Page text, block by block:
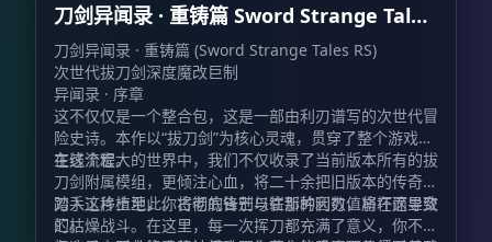
刀剑异闻录 · 重铸篇 Sword Strange Tales
RS
刀剑异闻录 · 重铸篇 (Sword Strange Tales RS)
次世代拔刀剑深度魔改巨制
异闻录 · 序章
这不仅仅是一个整合包，这是一部由利刃谱写的次世代冒
险史诗。本作以“拔刀剑”为核心灵魂，贯穿了整个游戏的
主线流程。
在这个宏大的世界中，我们不仅收录了当前版本所有的拔
刀剑附属模组，更倾注心血，将二十余把旧版本的传奇名
刀手工移植至此。古老的锋芒与崭新的利刃，将在这里交
汇。
踏入这片土地，你将彻底告别以往那种因数值崩坏而导致
的枯燥战斗。在这里，每一次挥刀都充满了意义，你不必